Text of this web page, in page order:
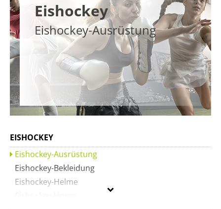
Eishockey
Eishockey-Ausrüstung
EISHOCKEY
Eishockey-Ausrüstung
Eishockey-Bekleidung
Eishockey-Helme